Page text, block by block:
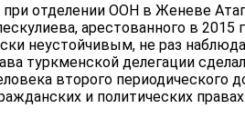
отделении ООН в Женеве
арестованного в
неустойчивым, не раз
туркменской делегации
второго периодического
и политических